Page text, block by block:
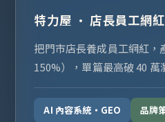
特力屋 · 店長員工網紅
把門市店長養成員工網紅，
150%），單篇最高破 40 萬
AI 內容系統・GEO 品牌